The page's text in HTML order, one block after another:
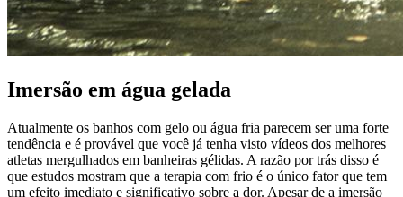
Imersão em água gelada
Atualmente os banhos com gelo ou água fria parecem ser uma forte
tendência e é provável que você já tenha visto vídeos dos melhores
atletas mergulhados em banheiras gélidas. A razão por trás disso é
que estudos mostram que a terapia com frio é o único fator que tem
um efeito imediato e significativo sobre a dor. Apesar de a imersão